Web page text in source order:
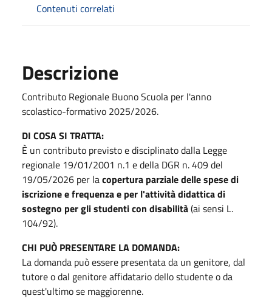
Contenuti correlati
Descrizione
Contributo Regionale Buono Scuola per l'anno
scolastico-formativo 2025/2026.
DI COSA SI TRATTA:
È un contributo previsto e disciplinato dalla Legge
regionale 19/01/2001 n.1 e della DGR n. 409 del
19/05/2026 per lacopertura parziale delle spese di
iscrizione e frequenza e per l'attività didattica di
sostegno per gli studenti con disabilità(ai sensi L.
104/92).
CHI PUÒ PRESENTARE LA DOMANDA:
La domanda può essere presentata da un genitore, dal
tutore o dal genitore affidatario dello studente o da
quest'ultimo se maggiorenne.